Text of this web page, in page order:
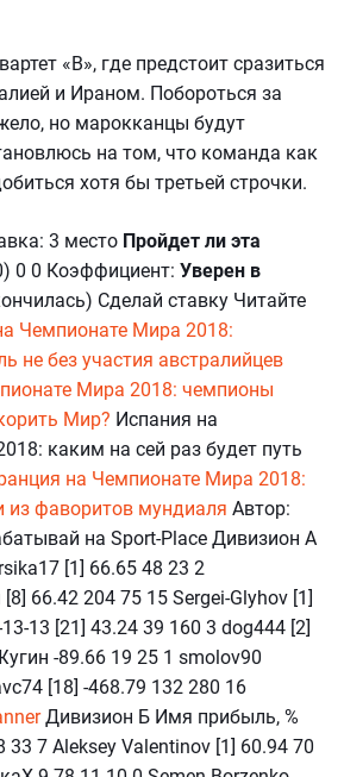
«В», где предстоит сразиться
и Ираном. Побороться за
но марокканцы будут
на том, что команда как
хотя бы третьей строчки.
3 место Пройдет ли эта
0 0 Коэффициент: Уверен в
Сделай ставку Читайте
Чемпионате Мира 2018:
не без участия австралийцев
Мира 2018: чемпионы
Мир? Испания на
каким на сей раз будет путь
на Чемпионате Мира 2018:
из фаворитов мундиаля Автор:
на Sport-Place Дивизион А
[1] 66.65 48 23 2
66.42 204 75 15 Sergei-Glyhov [1]
13 [21] 43.24 39 160 3 dog444 [2]
-89.66 19 25 1 smolov90
[18] -468.79 132 280 16
Дивизион Б Имя прибыль, %
33 7 Aleksey Valentinov [1] 60.94 70